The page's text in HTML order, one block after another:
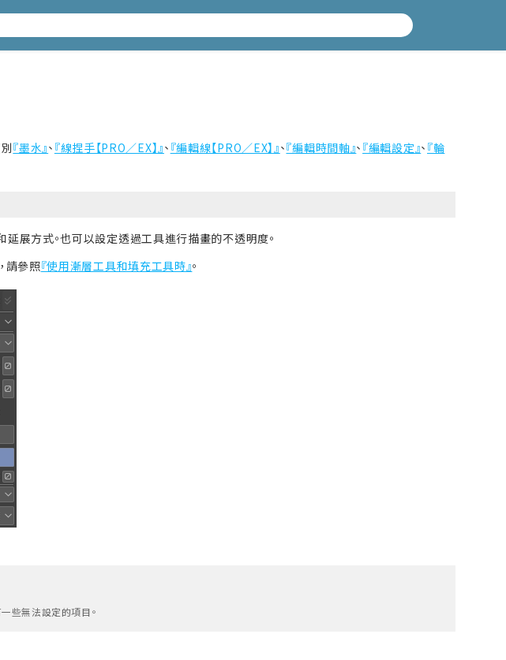
『墨水』、 『線捏手【PRO／EX】』、 『編輯線【PRO／EX】』、『編輯時間軸』、 『編輯設定』、 『輪
展方式。也可以設定透過工具進行描畫的不透明度。
請參照『使用漸層工具和填充工具時』。
些無法設定的項目。